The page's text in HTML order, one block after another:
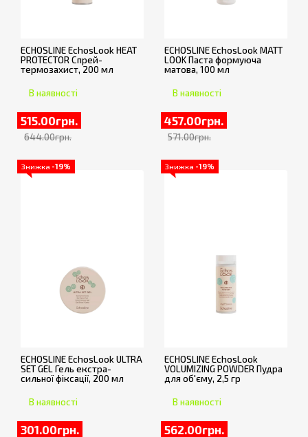
ECHOSLINE EchosLook HEAT
PROTECTOR Спрей-
термозахист, 200 мл
В наявності
515.00грн.
644.00грн.
ECHOSLINE EchosLook MATT
LOOK Паста формуюча
матова, 100 мл
В наявності
457.00грн.
571.00грн.
Знижка -19%
ECHOSLINE EchosLook ULTRA
SET GEL Гель екстра-
сильної фіксації, 200 мл
В наявності
301.00грн.
Знижка -19%
ECHOSLINE EchosLook
VOLUMIZING POWDER Пудра
для об'єму, 2,5 гр
В наявності
562.00грн.